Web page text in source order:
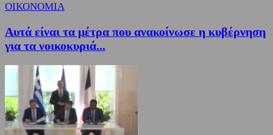
ΟΙΚΟΝΟΜΙΑ
Αυτά είναι τα μέτρα που ανακοίνωσε η κυβέρνηση
για τα νοικοκυριά...